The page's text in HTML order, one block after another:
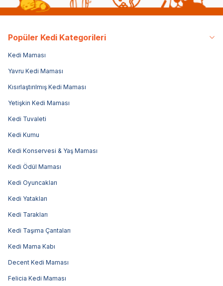
Popüler Kedi Kategorileri
Kedi Maması
Yavru Kedi Maması
Kısırlaştırılmış Kedi Maması
Yetişkin Kedi Maması
Kedi Tuvaleti
Kedi Kumu
Kedi Konservesi & Yaş Maması
Kedi Ödül Maması
Kedi Oyuncakları
Kedi Yatakları
Kedi Tarakları
Kedi Taşıma Çantaları
Kedi Mama Kabı
Decent Kedi Maması
Felicia Kedi Maması